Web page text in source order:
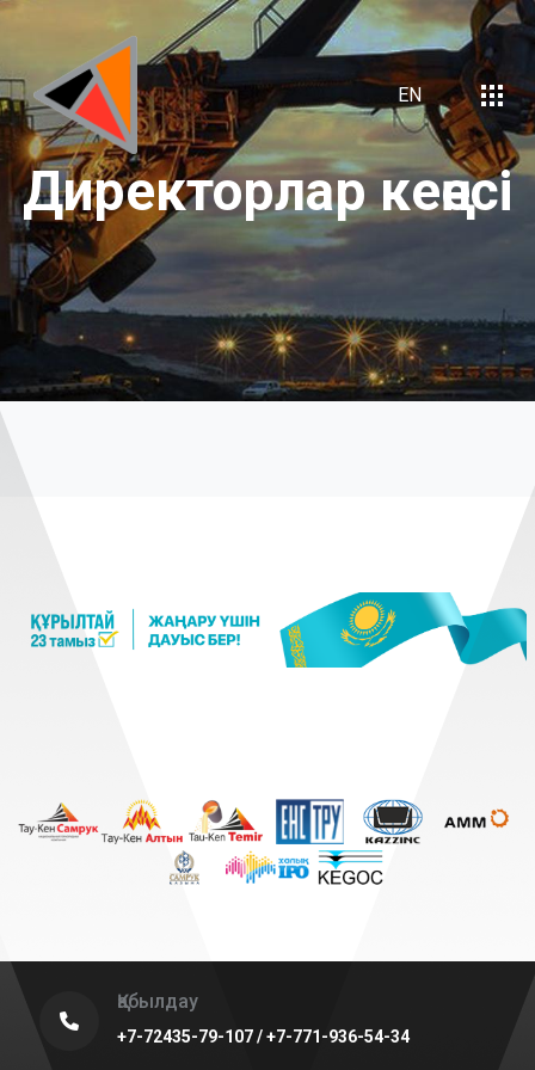
EN
Директорлар кеңесі
Қабылдау
+7-72435-79-107 / +7-771-936-54-34